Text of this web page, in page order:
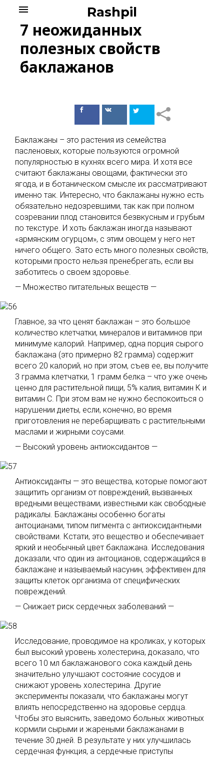
content
Rashpil
menu
7 неожиданных
полезных свойств
баклажанов
ПоделитьсяПоделиться
Баклажаны – это растения из семейства
пасленовых, которые пользуются огромной
популярностью в кухнях всего мира. И хотя все
считают баклажаны овощами, фактически это
ягода, и в ботаническом смысле их рассматривают
именно так. Интересно, что баклажаны нужно есть
обязательно недозревшими, так как при полном
созревании плод становится безвкусным и грубым
по текстуре. И хоть баклажан иногда называют
«армянским огурцом», с этим овощем у него нет
ничего общего. Зато есть много полезных свойств,
которыми просто нельзя пренебрегать, если вы
заботитесь о своем здоровье.
— Множество питательных веществ —
Главное, за что ценят баклажан – это большое
количество клетчатки, минералов и витаминов при
минимуме калорий. Например, одна порция сырого
баклажана (это примерно 82 грамма) содержит
всего 20 калорий, но при этом, съев ее, вы получите
3 грамма клетчатки, 1 грамм белка – что уже очень
ценно для растительной пищи, 5% калия, витамин К и
витамин С. При этом вам не нужно беспокоиться о
нарушении диеты, если, конечно, во время
приготовления не перебарщивать с растительными
маслами и жирными соусами.
— Высокий уровень антиоксидантов —
Антиоксиданты — это вещества, которые помогают
защитить организм от повреждений, вызванных
вредными веществами, известными как свободные
радикалы. Баклажаны особенно богаты
антоцианами, типом пигмента с антиоксидантными
свойствами. Кстати, это вещество и обеспечивает
яркий и необычный цвет баклажана. Исследования
доказали, что один из антоцианов, содержащийся в
баклажане и называемый насунин, эффективен для
защиты клеток организма от специфических
повреждений.
— Снижает риск сердечных заболеваний —
Исследование, проводимое на кроликах, у которых
был высокий уровень холестерина, доказало, что
всего 10 мл баклажанового сока каждый день
значительно улучшают состояние сосудов и
снижают уровень холестерина. Другие
эксперименты показали, что баклажаны могут
влиять непосредственно на здоровье сердца.
Чтобы это выяснить, заведомо больных животных
кормили сырыми и жареными баклажанами в
течение 30 дней. В результате у них улучшилась
сердечная функция, а сердечные приступы